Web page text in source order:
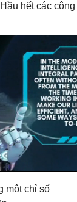
hết các
một chỉ số